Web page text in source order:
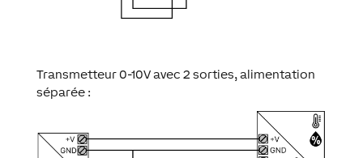
Transmetteur 0-10V avec 2 sorties, alimentation
séparée :